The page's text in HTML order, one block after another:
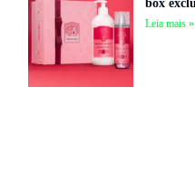
box
Leia mais »